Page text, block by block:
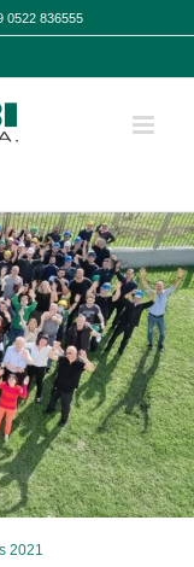
0522 836555
2021